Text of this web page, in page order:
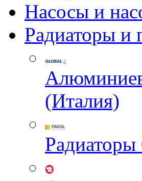
Насосы и
Радиаторы и
(Италия)